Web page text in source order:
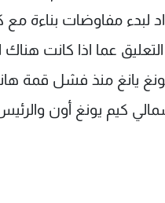
لبدء مفاوضات بناءة مع
التعليق عما اذا كانت هناك
يانغ منذ فشل قمة
كيم يونغ أون